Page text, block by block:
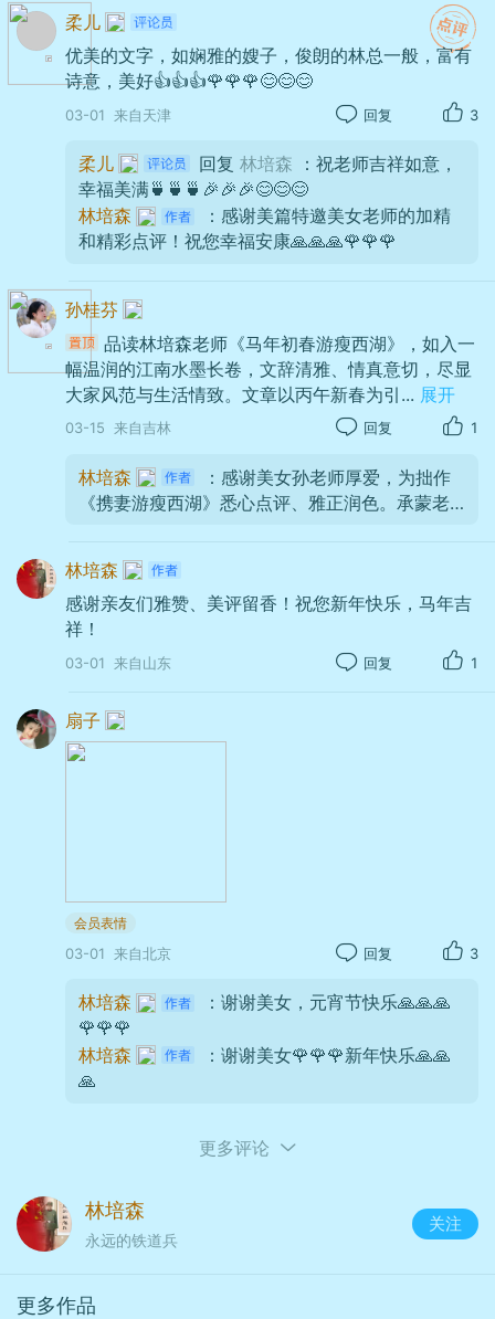
与湖光轻轻摇荡。妻执我手，缓步而
行，笑语落进湖面，碎成一圈圈温柔
涟漪。
行至徐园，小园藏雅，黄石叠
拙，一草一木皆见江南匠心。我们倚
上投下疏影，岁月静好，不过如此。
柔儿
优美的文字，如娴雅的嫂子，俊朗的林总一般，富有
诗意，美好👍👍👍🌹🌹🌹😊😊😊
03-01 来自天津 回复 3
柔儿 回复 林培森
：祝老师吉祥如意，
幸福美满🍵🍵🍵🎉🎉🎉😊😊😊
林培森
：感谢美篇特邀美女老师的加精
和精彩点评！祝您幸福安康🙏🙏🙏🌹🌹🌹
孙桂芬
品读林培森老师《马年初春游瘦西湖》，如入一
幅温润的江南水墨长卷，文辞清雅、情真意切，尽显
大家风范与生活情致。文章以丙午新春为引 ... 展开
03-15 来自吉林 回复 1
林培森
：感谢美女孙老师厚爱，为拙作
《携妻游瘦西湖》悉心点评、雅正润色。承蒙老
林培森
感谢亲友们雅赞、美评留香！祝您新年快乐，马年吉
祥！
03-01 来自山东 回复 1
扇子
会员表情
03-01 来自北京 回复 3
林培森
：谢谢美女，元宵节快乐🙏🙏🙏
🌹🌹🌹
林培森
：谢谢美女🌹🌹🌹新年快乐🙏🙏
🙏
更多评论
林培森
永远的铁道兵
关注
更多作品